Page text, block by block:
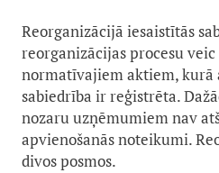
Reorganizācijā iesaistītās
reorganizācijas procesu
normatīvajiem aktiem, kurā
sabiedrība ir reģistrēta.
nozaru uzņēmumiem nav
apvienošanās noteikumi.
divos posmos.